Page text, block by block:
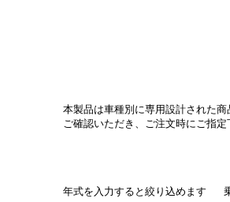
本製品は車種別に専用設計された
ご確認いただき、ご注文時にご指
年式を入力すると絞り込めます